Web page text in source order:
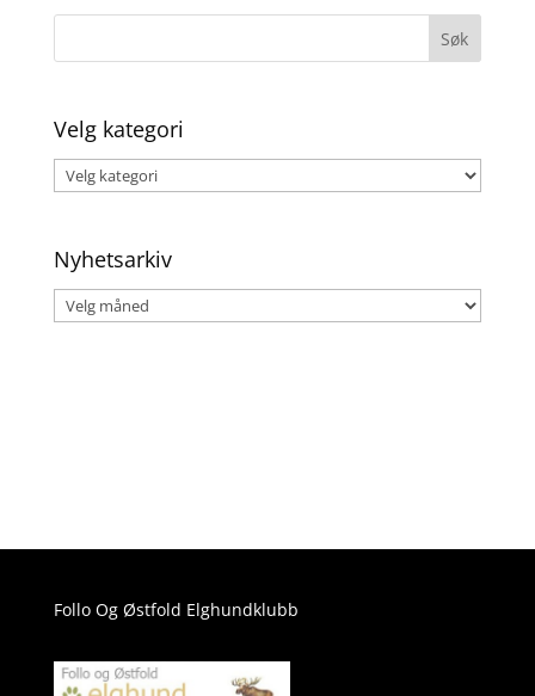
Velg kategori
Velg
Nyhetsarkiv
Nyhetsarkiv
Follo Og Østfold Elghundklubb